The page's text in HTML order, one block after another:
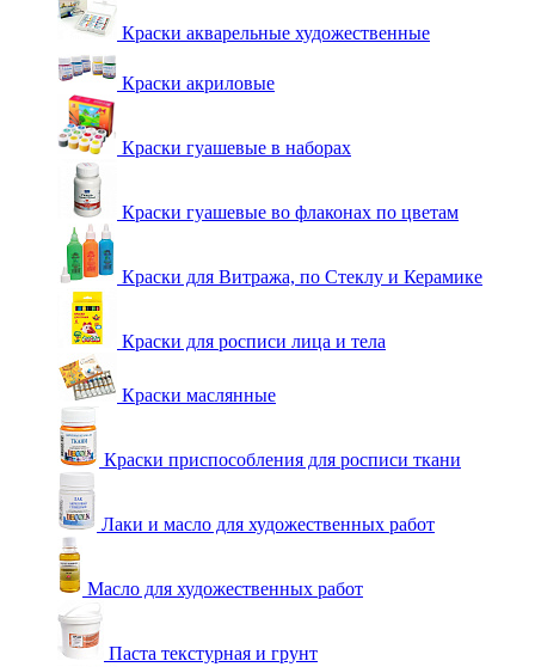
Краски акварельные художественные
Краски акриловые
Краски гуашевые в наборах
Краски гуашевые во флаконах по цветам
Краски для Витража, по Стеклу и Керамике
Краски для росписи лица и тела
Краски маслянные
Краски приспособления для росписи ткани
Лаки и масло для художественных работ
Масло для художественных работ
Паста текстурная и грунт